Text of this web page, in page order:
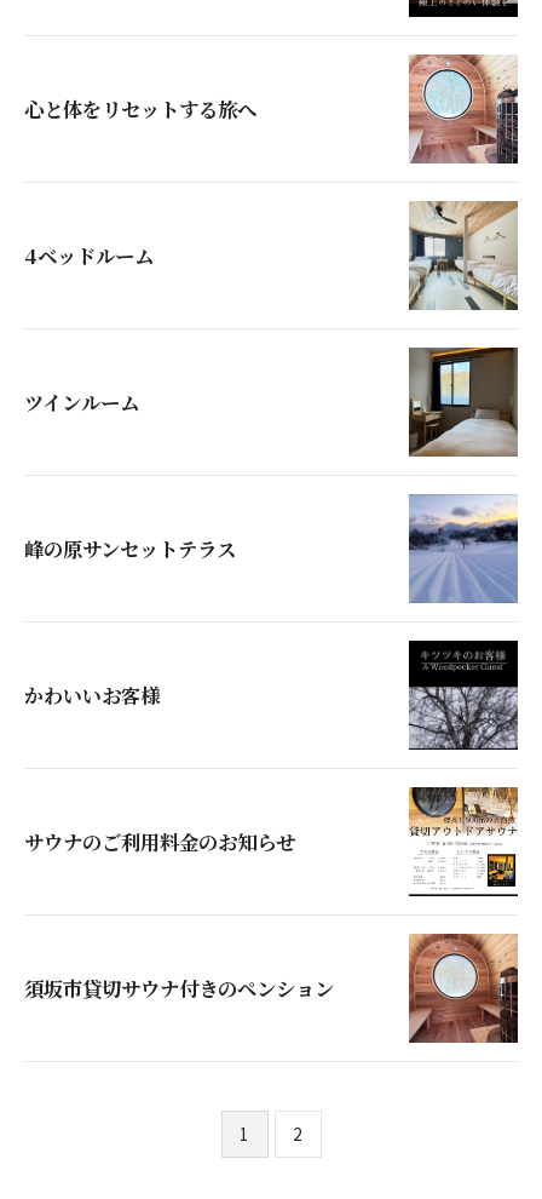
心と体をリセットする旅へ
4ベッドルーム
ツインルーム
峰の原サンセットテラス
かわいいお客様
サウナのご利用料金のお知らせ
須坂市貸切サウナ付きのペンション
1 2